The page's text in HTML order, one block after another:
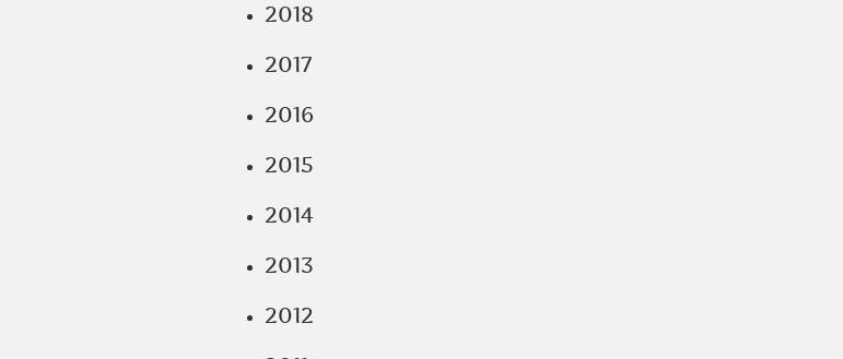
2018
2017
2016
2015
2014
2013
2012